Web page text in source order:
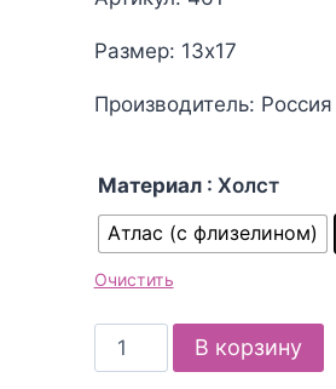
составляла
170.00₽.
Размер: 13х17
Производитель: Россия
Материал : Холст
Атлас (с флизелином)
Очистить
Количество
товара
В корзину